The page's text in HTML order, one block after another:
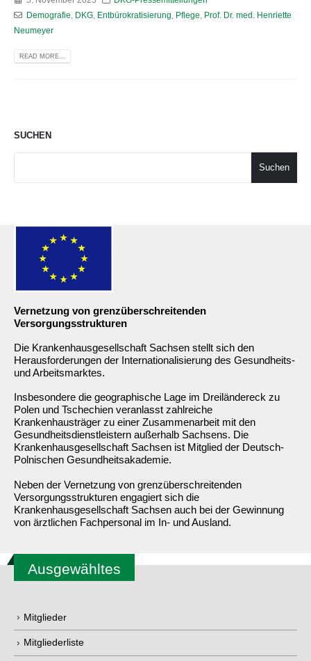
Demografie
DKG, Entbürokratisierung Pflege
Prof. Dr. med. Henriette
Neumeyer
READ MORE...
SUCHEN
Suchen
Vernetzung von grenzüberschreitenden
Versorgungsstrukturen
Die Krankenhausgesellschaft Sachsen stellt sich den
Herausforderungen der Internationalisierung des Gesundheits-
und Arbeitsmarktes.
Insbesondere die geographische Lage im Dreiländereck zu
Polen und Tschechien veranlasst zahlreiche
Krankenhausträger zu einer Zusammenarbeit mit den
Gesundheitsdienstleistern außerhalb Sachsens. Die
Krankenhausgesellschaft Sachsen ist Mitglied der Deutsch-
Polnischen Gesundheitsakademie.
Neben der Vernetzung von grenzüberschreitenden
Versorgungsstrukturen engagiert sich die
Krankenhausgesellschaft Sachsen auch bei der Gewinnung
von ärztlichen Fachpersonal im In- und Ausland.
Ausgewähltes
Mitglieder
Mitgliederliste